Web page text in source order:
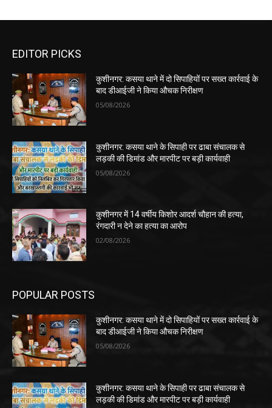
EDITOR PICKS
कुशीनगर: कसया थाने में दो सिपाहियों पर सख्त कार्रवाई के
बाद डीआईजी ने किया औचक निरीक्षण
05/08/2026
कुशीनगर: कसया थाने के सिपाही पर ढाबा संचालक से
लड़की की डिमांड और मारपीट पर बड़ी कार्यवाही
05/08/2026
कुशीनगर में 14 वर्षीय किशोर आदर्श चौहान की हत्या,
रंगदारी न देने का हत्या का आरोप
02/08/2026
POPULAR POSTS
कुशीनगर: कसया थाने में दो सिपाहियों पर सख्त कार्रवाई के
बाद डीआईजी ने किया औचक निरीक्षण
05/08/2026
कुशीनगर: कसया थाने के सिपाही पर ढाबा संचालक से
लड़की की डिमांड और मारपीट पर बड़ी कार्यवाही